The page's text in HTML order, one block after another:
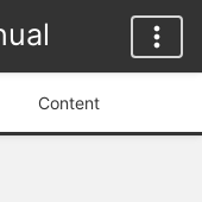
Content